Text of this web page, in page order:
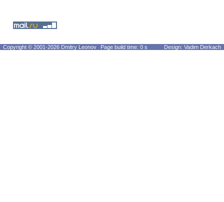
Copyright © 2001-2026 Dmitry Leonov Page build time: 0 s Design: Vadim Derkach